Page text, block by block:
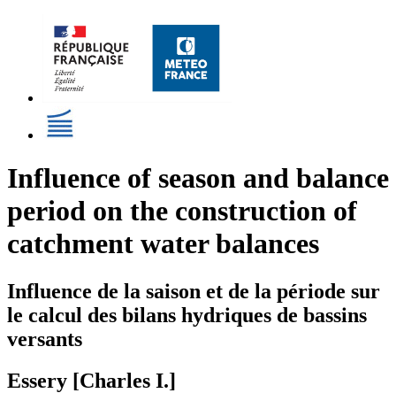
Influence of season and balance
period on the construction of
catchment water balances
Influence de la saison et de la période sur
le calcul des bilans hydriques de bassins
versants
Essery [Charles I.]